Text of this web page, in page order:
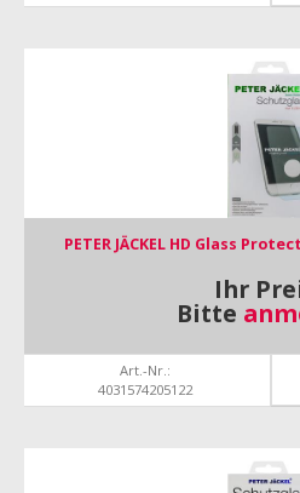
PETER JÄCKEL HD Glass
Ihr
Bitte
Art.-Nr.:
4031574205122